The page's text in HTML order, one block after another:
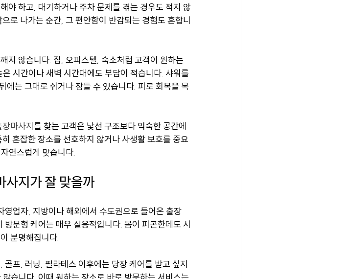
야 하고, 대기하거나 주차 문제를 겪는 경우도 적지 않
로 나가는 순간, 그 편안함이 반감되는 경험도 흔합니
지 않습니다. 집, 오피스텔, 숙소처럼 고객이 원하는
시간이나 새벽 시간대에도 부담이 적습니다. 샤워를
에는 그대로 쉬거나 잠들 수 있습니다. 피로 회복을 목
장마사지를 찾는 고객은 낯선 구조보다 익숙한 공간에
혼잡한 장소를 선호하지 않거나 사생활 보호를 중요
연스럽게 맞습니다.
사지가 잘 맞을까
업자, 지방이나 해외에서 수도권으로 들어온 출장
문형 케어는 매우 실용적입니다. 몸이 피곤한데도 시
분명해집니다.
프, 러닝, 필라테스 이후에는 당장 케어를 받고 싶지